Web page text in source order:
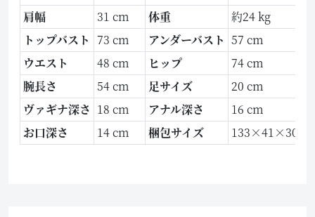
肩幅
31 cm 体重
約24 kg
トップバスト 73 cm アンダーバスト 57 cm
ウエスト
48 cm ヒップ
74 cm
腕長さ
54 cm 足サイズ
20 cm
ヴァギナ深さ 18 cm アナル深さ
16 cm
お口深さ
14 cm 梱包サイズ 133×41×30